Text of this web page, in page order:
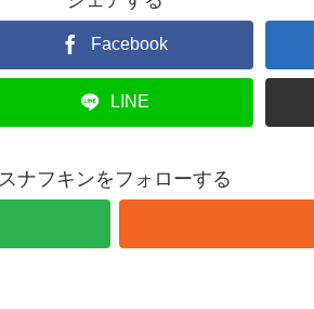
Facebook
LINE
スナフキンをフォローする